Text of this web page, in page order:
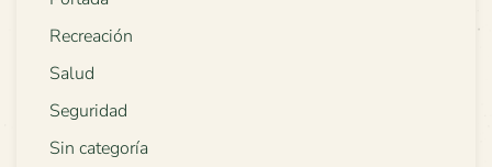
Recreación
Salud
Seguridad
Sin categoría